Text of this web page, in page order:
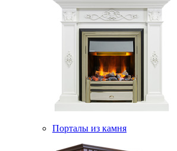
Порталы из камня